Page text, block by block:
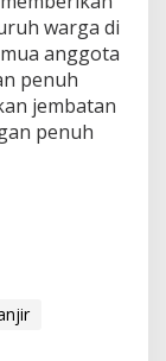
warga di
anggota
penuh
jembatan
penuh